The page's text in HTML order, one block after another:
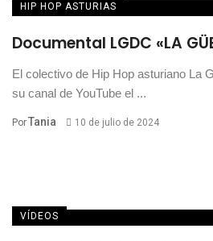
HIP HOP ASTURIAS
Documental LGDC «LA
El colectivo de Hip Hop asturiano La
su canal de YouTube el ...
PorTania 10 de julio de 2024
VÍDEOS